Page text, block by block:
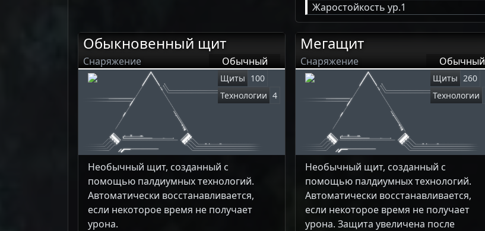
Жаростойкость ур.1
Обыкновенный щит
Снаряжение Обычный
Щиты 100
Технологии 4
Необычный щит, созданный с
помощью палдиумных технологий.
Автоматически восстанавливается,
если некоторое время не получает
урона.
Мегащит
Снаряжение Обычный
Щиты 260
Технологии
Необычный щит, созданный с
помощью палдиумных технологий.
Автоматически восстанавливается,
если некоторое время не получает
урона. Защита увеличена после